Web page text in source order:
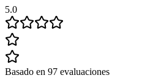
5.0
Basado en 97 evaluaciones